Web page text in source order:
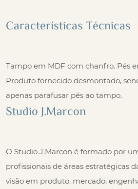
Características Técnicas
Tampo em MDF com chanfro. Pés
Produto fornecido desmontado,
apenas parafusar pés ao tampo.
Studio J.Marcon
O Studio J.Marcon é formado por
profissionais de áreas estratégicas
visão em produto, mercado,